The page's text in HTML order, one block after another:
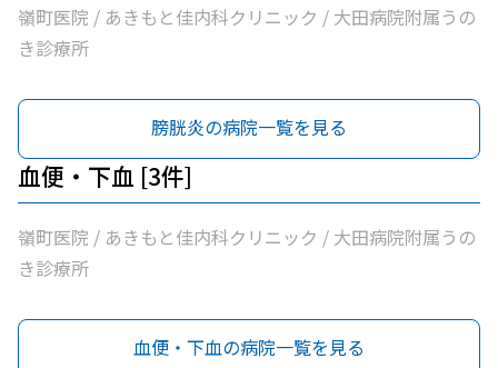
嶺町医院 / あきもと佳内科クリニック / 大田病院附属うの
き診療所
膀胱炎の病院一覧を見る
血便・下血 [3件]
嶺町医院 / あきもと佳内科クリニック / 大田病院附属うの
き診療所
血便・下血の病院一覧を見る